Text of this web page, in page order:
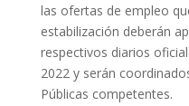
las ofertas de empleo
estabilización deberán
respectivos diarios
2022 y serán
Públicas competentes.